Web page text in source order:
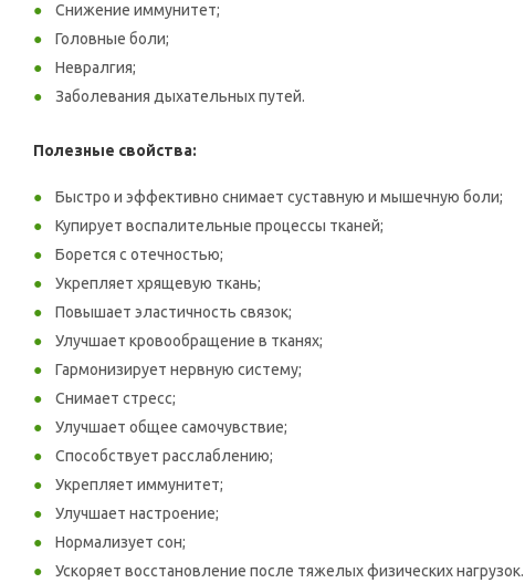
Снижение иммунитет;
Головные боли;
Невралгия;
Заболевания дыхательных путей.
Полезные свойства:
Быстро и эффективно снимает суставную и мышечную боли;
Купирует воспалительные процессы тканей;
Борется с отечностью;
Укрепляет хрящевую ткань;
Повышает эластичность связок;
Улучшает кровообращение в тканях;
Гармонизирует нервную систему;
Снимает стресс;
Улучшает общее самочувствие;
Способствует расслаблению;
Укрепляет иммунитет;
Улучшает настроение;
Нормализует сон;
Ускоряет восстановление после тяжелых физических нагрузок.